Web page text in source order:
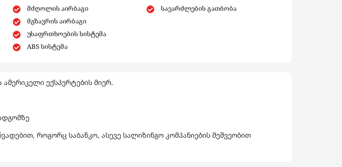
მძღოლის აირბაგი
მგზავრის აირბაგი
უსაფრთხოების სისტემა
ABS სისტემა
სავარძლების გათბობა
ექსპერტების მიერ.
როგორც საბანკო, ასევე სალიზინგო კომპანიების მეშვეობით